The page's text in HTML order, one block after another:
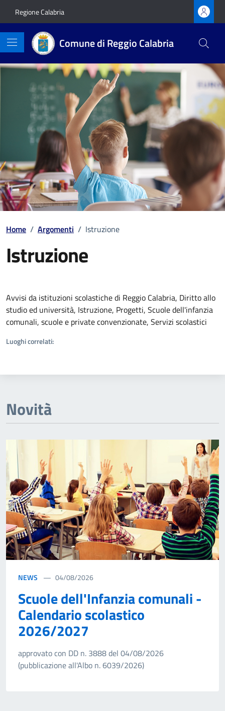
Regione Calabria
Comune di Reggio Calabria
Home / Argomenti / Istruzione
Istruzione
Avvisi da istituzioni scolastiche di Reggio Calabria, Diritto allo
studio ed università, Istruzione, Progetti, Scuole dell'infanzia
comunali, scuole e private convenzionate, Servizi scolastici
Luoghi correlati:
Novità
NEWS 04/08/2026
Scuole dell'Infanzia comunali -
Calendario scolastico
2026/2027
approvato con DD n. 3888 del 04/08/2026
(pubblicazione all'Albo n. 6039/2026)